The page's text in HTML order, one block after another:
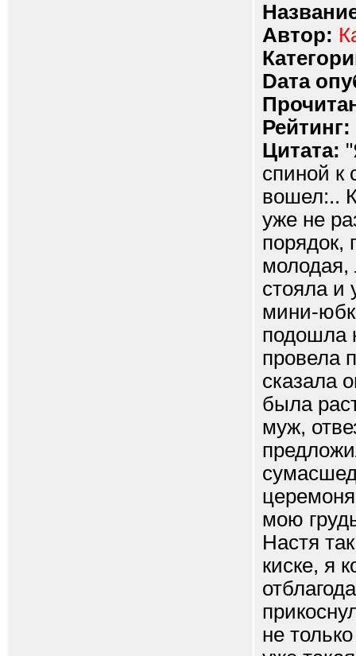
Автор:
Dата
Рейтинг:
Цитата:
спиной к
вошел:..
уже не
порядок,
молодая,
стояла и
мини-
подошла
провела
сказала
была
муж,
мою
Настя
киске, я
не